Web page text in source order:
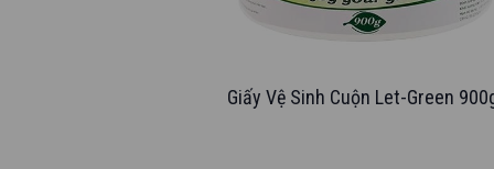
Giấy Vệ Sinh Cuộn Let-Green